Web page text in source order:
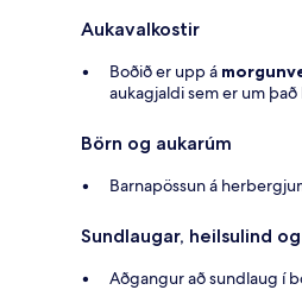
Aukavalkostir
Boðið er upp á
aukagjaldi sem er um það
Börn og aukarúm
Barnapössun á
Sundlaugar, heilsulind
Aðgangur að sundlaug í